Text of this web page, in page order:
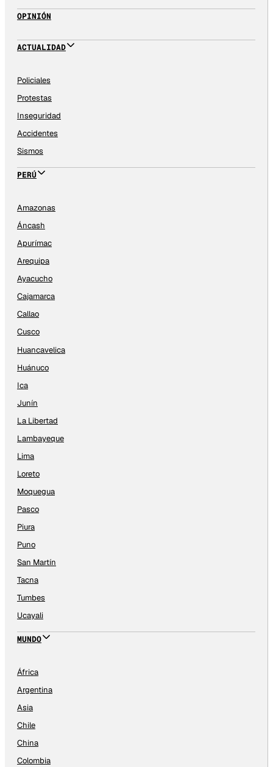
OPINIÓN
ACTUALIDAD
Policiales
Protestas
Inseguridad
Accidentes
Sismos
PERÚ
Amazonas
Áncash
Apurímac
Arequipa
Ayacucho
Cajamarca
Callao
Cusco
Huancavelica
Huánuco
Ica
Junín
La Libertad
Lambayeque
Lima
Loreto
Moquegua
Pasco
Piura
Puno
San Martín
Tacna
Tumbes
Ucayali
MUNDO
África
Argentina
Asia
Chile
China
Colombia